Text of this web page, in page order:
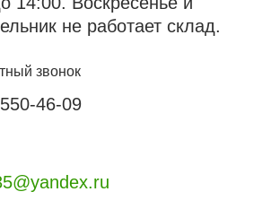
не работает склад.
звонок
46-09